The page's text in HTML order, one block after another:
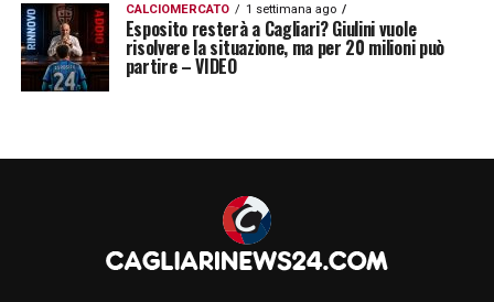
CALCIOMERCATO 1 settimana ago
Esposito resterà a Cagliari? Giulini vuole
risolvere la situazione, ma per 20 milioni può
partire – VIDEO